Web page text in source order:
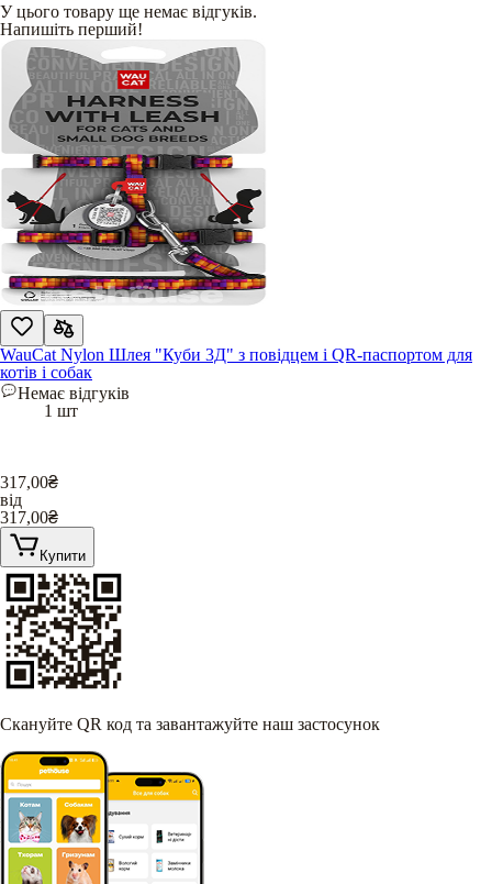
У цього товару ще немає відгуків.
Напишіть перший!
WauCat Nylon Шлея "Куби 3Д" з повідцем і QR-паспортом для
котів і собак
Немає відгуків
1 шт
317,00₴
від
317,00₴
Купити
Скануйте QR код та завантажуйте наш застосунок